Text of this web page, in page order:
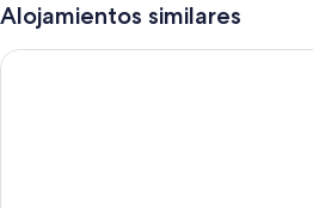
montaña. Conéctate al wifi gratuito de las
bar junto a la piscina y un detalle de
Alojamientos similares
Hard Rock Hotel Marbella – Puerto